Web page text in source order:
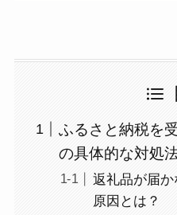
ふるさと納税を
の具体的な対処
返礼品が届
原因とは？